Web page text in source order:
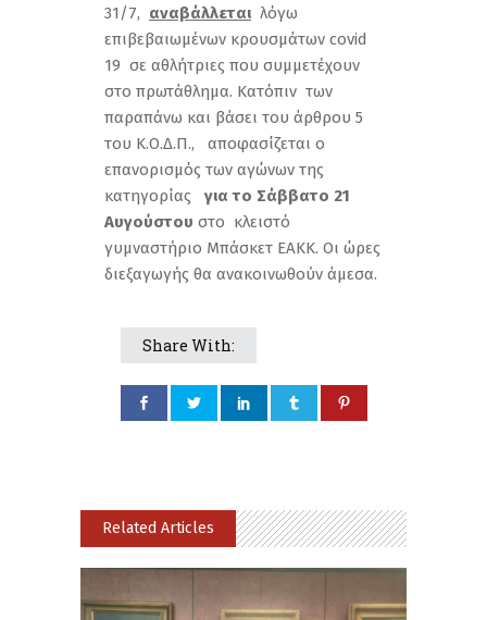
31/7, αναβάλλεται λόγω
επιβεβαιωμένων κρουσμάτων covid
19 σε αθλήτριες που συμμετέχουν
στο πρωτάθλημα. Κατόπιν των
παραπάνω και βάσει του άρθρου 5
του Κ.Ο.Δ.Π., αποφασίζεται ο
επανορισμός των αγώνων της
κατηγορίαςγια το Σάββατο 21
Αυγούστου στο κλειστό
γυμναστήριο Μπάσκετ ΕΑΚΚ. Οι ώρες
διεξαγωγής θα ανακοινωθούν άμεσα.
Share With:
Related Articles